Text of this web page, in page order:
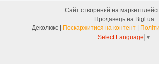
Сайт створений на маркетплейсі
Продавець на Bigl.ua
Поскаржитися на контент
Select Language ▼